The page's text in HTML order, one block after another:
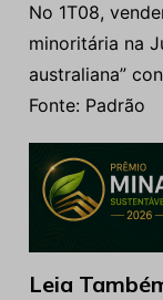
No 1T08,
minoritária na
australiana”
Fonte: Padrão
Leia